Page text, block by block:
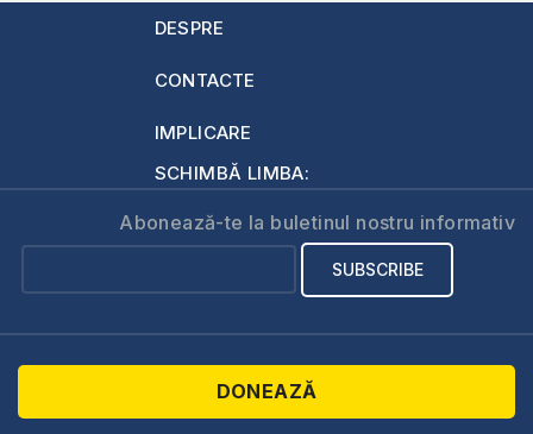
DESPRE
CONTACTE
IMPLICARE
SCHIMBĂ LIMBA:
Abonează-te la buletinul nostru informativ
DONEAZĂ